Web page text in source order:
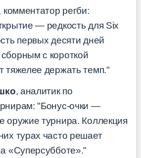
комментатор регби:
— редкость для Six
первых десяти дней
с короткой
тяжелее держать темп."
, аналитик по
"Бонус-очки —
оружие турнира. Коллекция
турах часто решает
«Суперсубботе»."